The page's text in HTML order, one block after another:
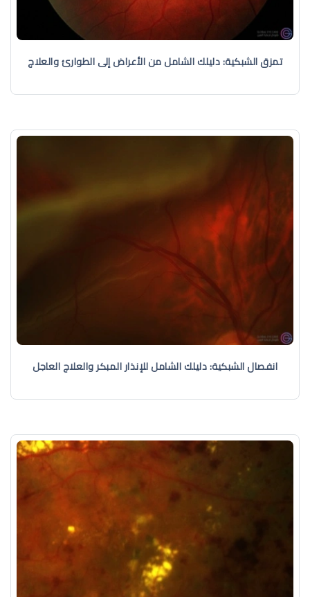
تمزق الشبكية: دليلك الشامل من الأعراض إلى الطوارئ والعلاج
انفصال الشبكية: دليلك الشامل للإنذار المبكر والعلاج العاجل